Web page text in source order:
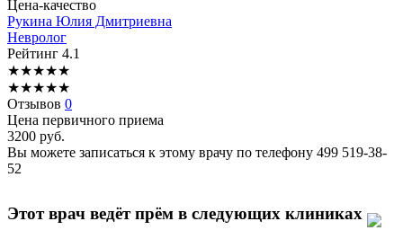
Цена-качество
Рукина Юлия Дмитриевна
Невролог
Рейтинг 4.1
★★★★★
★★★★★
Отзывов 0
Цена первичного приема
3200 руб.
Вы можете записаться к этому врачу по телефону 499 519-38-
52
Этот врач ведёт прём в следующих клиниках